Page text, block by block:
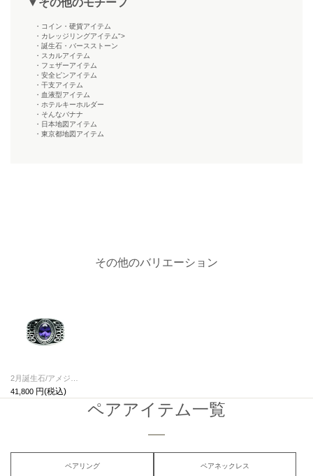
▼その他のモチーフ
・コイン・硬貨アイテム
・カレッジリングアイテム">
・誕生石・バースストーン
・スカルアイテム
・フェザーアイテム
・安全ピンアイテム
・干支アイテム
・血液型アイテム
・ホテルキーホルダー
・そんなバナナ
・日本地図アイテム
・東京都地図アイテム
その他のバリエーション
41,800
ペアアイテム一覧
ペアリング ペアネックレス